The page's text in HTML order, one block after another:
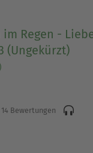
im Regen -
(Ungekürzt)
14 Bewertungen